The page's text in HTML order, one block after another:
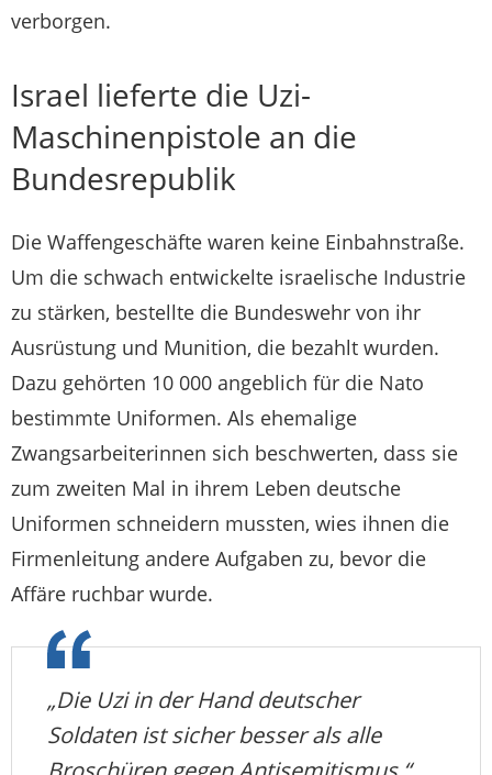
verborgen.
Israel lieferte die Uzi-
Maschinenpistole an die
Bundesrepublik
Die Waffengeschäfte waren keine Einbahnstraße.
Um die schwach entwickelte israelische Industrie
zu stärken, bestellte die Bundeswehr von ihr
Ausrüstung und Munition, die bezahlt wurden.
Dazu gehörten 10 000 angeblich für die Nato
bestimmte Uniformen. Als ehemalige
Zwangsarbeiterinnen sich beschwerten, dass sie
zum zweiten Mal in ihrem Leben deutsche
Uniformen schneidern mussten, wies ihnen die
Firmenleitung andere Aufgaben zu, bevor die
Affäre ruchbar wurde.
„Die Uzi in der Hand deutscher
Soldaten ist sicher besser als alle